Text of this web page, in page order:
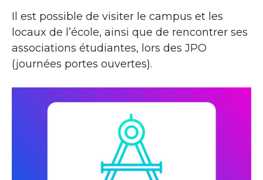
Il est possible de visiter le campus et les
locaux de l’école, ainsi que de rencontrer ses
associations étudiantes, lors des JPO
(journées portes ouvertes).